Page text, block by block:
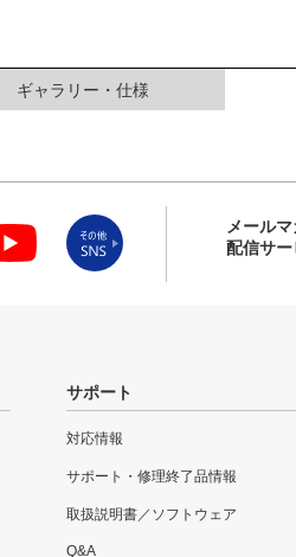
ギャラリー・仕様
メール
配信サー
サポート
対応情報
サポート・修理終了品情報
取扱説明書／ソフトウェア
Q&A